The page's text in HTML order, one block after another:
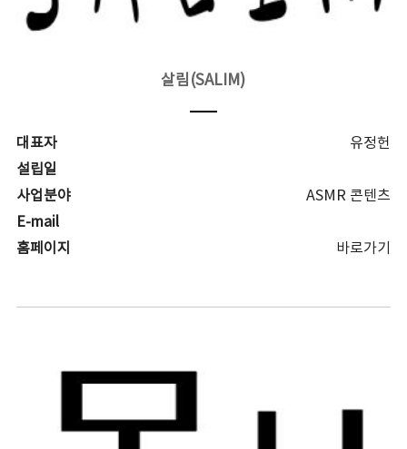
살림(SALIM)
대표자
유정헌
설립일
사업분야
ASMR 콘텐츠
E-mail
홈페이지
바로가기